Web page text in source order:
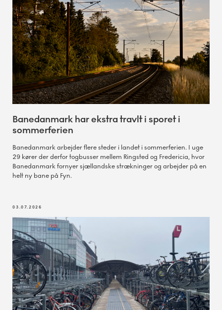
Banedanmark har ekstra travlt i sporet i
sommerferien
Banedanmark arbejder flere steder i landet i sommerferien. I uge
29 kører der derfor togbusser mellem Ringsted og Fredericia, hvor
Banedanmark fornyer sjællandske strækninger og arbejder på en
helt ny bane på Fyn.
03.07.2026